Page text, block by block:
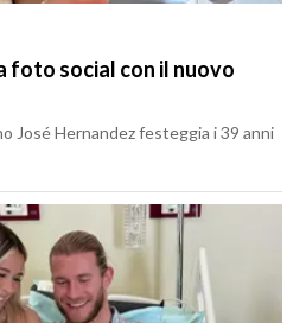
foto social con il nuovo
José Hernandez festeggia i 39 anni